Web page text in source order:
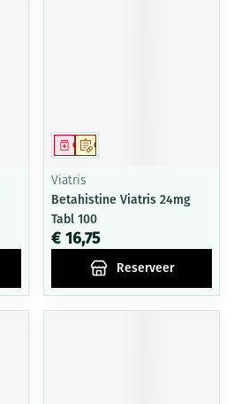
Op voorschrift
Geneesmiddel
Viatris
Betahistine Viatris 24mg
Tabl 100
€ 16,75
Reserveer